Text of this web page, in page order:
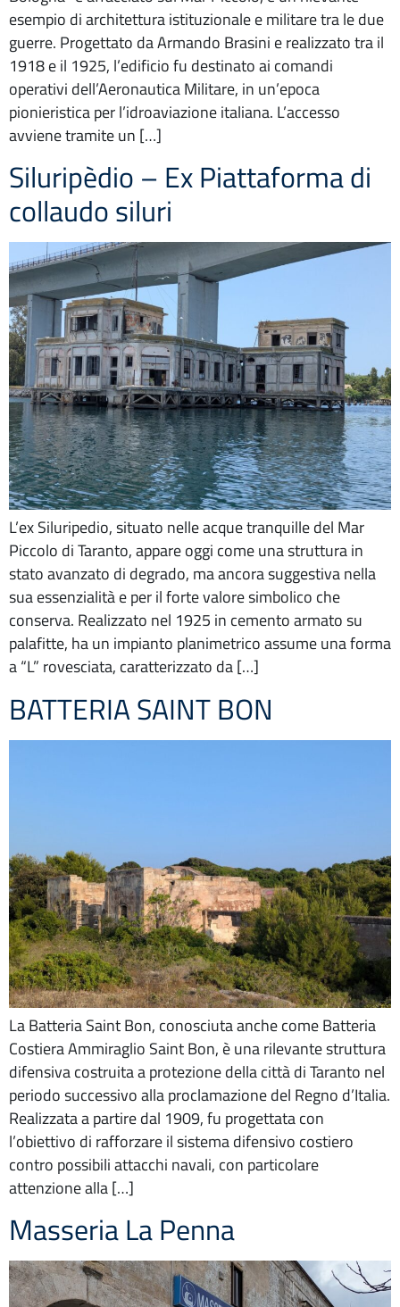
esempio di architettura istituzionale e militare tra le due
guerre. Progettato da Armando Brasini e realizzato tra il
1918 e il 1925, l’edificio fu destinato ai comandi
operativi dell’Aeronautica Militare, in un’epoca
pionieristica per l’idroaviazione italiana. L’accesso
avviene tramite un […]
Siluripèdio – Ex Piattaforma di
collaudo siluri
L’ex Siluripedio, situato nelle acque tranquille del Mar
Piccolo di Taranto, appare oggi come una struttura in
stato avanzato di degrado, ma ancora suggestiva nella
sua essenzialità e per il forte valore simbolico che
conserva. Realizzato nel 1925 in cemento armato su
palafitte, ha un impianto planimetrico assume una forma
a “L” rovesciata, caratterizzato da […]
BATTERIA SAINT BON
La Batteria Saint Bon, conosciuta anche come Batteria
Costiera Ammiraglio Saint Bon, è una rilevante struttura
difensiva costruita a protezione della città di Taranto nel
periodo successivo alla proclamazione del Regno d’Italia.
Realizzata a partire dal 1909, fu progettata con
l’obiettivo di rafforzare il sistema difensivo costiero
contro possibili attacchi navali, con particolare
attenzione alla […]
Masseria La Penna